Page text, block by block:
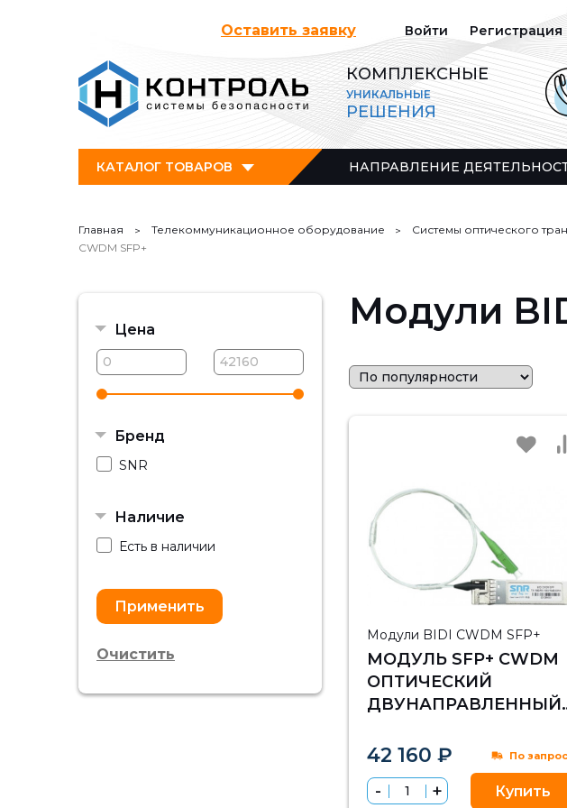
Оставить заявку Войти Регистрация
КОМПЛЕКСНЫЕ
УНИКАЛЬНЫЕ
РЕШЕНИЯ
КАТАЛОГ ТОВАРОВ НАПРАВЛЕНИЕ
Главная Телекоммуникационное оборудование Системы оптического
CWDM SFP+
Модули
Модули BIDI CWDM SFP+
МОДУЛЬ SFP+ CWDM
ОПТИЧЕСКИЙ
ДВУНАПРАВЛЕННЫЙ
10КМ (9DB), 1310НМ
42 160 ₽ По
Купить
Цена
Бренд
SNR
Наличие
Есть в наличии
Очистить